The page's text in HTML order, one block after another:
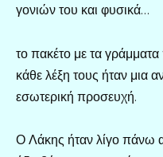
γονιών του και φυσικά…
το πακέτο με τα γράμματα
κάθε λέξη τους ήταν μια
εσωτερική προσευχή.
Ο Λάκης ήταν λίγο πάνω